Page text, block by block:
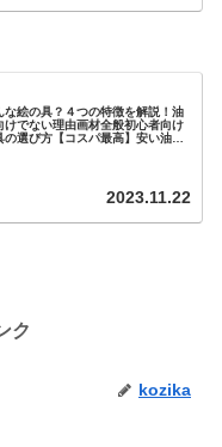
な絵の具？４つの特徴を解説！油
けでない理由画材全般初心者向け
選び方【コスパ最高】安い油絵
2023.11.22
ク
kozika